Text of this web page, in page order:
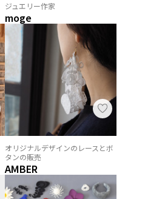
ジュエリー作家
moge
オリジナルデザインのレースとボ
タンの販売
AMBER